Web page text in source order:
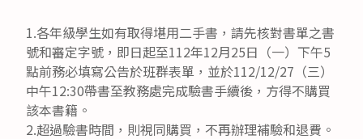
1.各年級學生如有取得堪用二手書，請先核對書單之書
號和審定字號，即日起至112年12月25日（一）下午5
點前務必填寫公告於班群表單，並於112/12/27（三）
中午12:30帶書至教務處完成驗書手續後，方得不購買
該本書籍。
2.超過驗書時間，則視同購買，不再辦理補驗和退費。